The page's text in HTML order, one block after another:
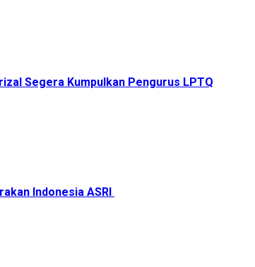
Segera Kumpulkan Pengurus LPTQ
Indonesia ASRI